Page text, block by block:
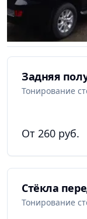
Задняя
Тонирование
От 260 руб.
Стёкла
Тонирование